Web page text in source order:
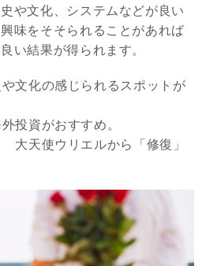
や文化、システムなどが良い
味をそそられることがあれば
い結果が得られます。
文化の感じられるスポットが
資がおすすめ。
天使ウリエルから「修復」